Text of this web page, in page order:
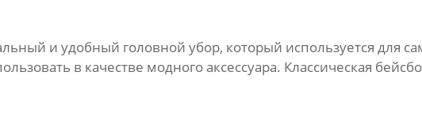
и удобный головной убор, который используется для
в качестве модного аксессуара. Классическая